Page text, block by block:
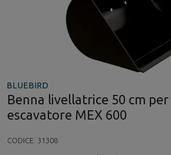
BLUEBIRD
Benna livellatrice 50 cm per
escavatore MEX 600
CODICE: 31308